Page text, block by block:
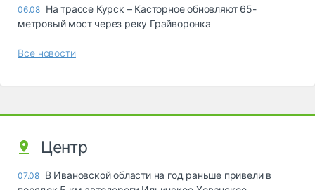
06.08 На трассе Курск – Касторное обновляют 65-
метровый мост через реку Грайворонка
Все новости
Центр
07.08 В Ивановской области на год раньше привели в